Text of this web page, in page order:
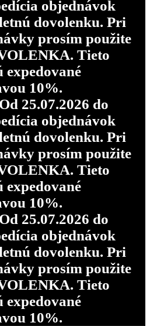
objednávok
dovolenku. Pri
prosím použite
Tieto
10%.
25.07.2026 do
objednávok
dovolenku. Pri
prosím použite
Tieto
10%.
25.07.2026 do
objednávok
dovolenku. Pri
prosím použite
Tieto
10%.